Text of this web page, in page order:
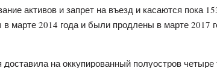
активов и запрет на въезд и касаются пока
марте 2014 года и были продлены в марте 2017
доставила на оккупированный полуостров